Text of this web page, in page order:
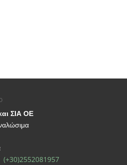
ΣΙΑ ΟΕ
(+30)2552081957